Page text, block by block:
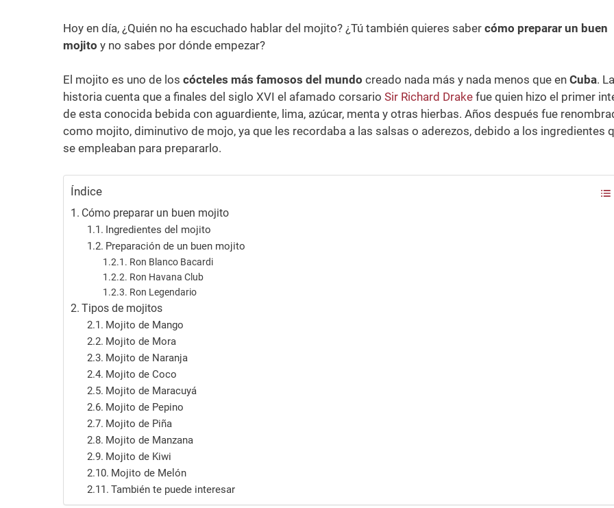
Hoy en día, ¿Quién no ha escuchado hablar del mojito? ¿Tú también quieres saber cómo preparar un buen
mojito y no sabes por dónde empezar?
El mojito es uno de los cócteles más famosos del mundo creado nada más y nada menos que en Cuba. La
historia cuenta que a finales del siglo XVI el afamado corsario Sir Richard Drake fue quien hizo el primer
de esta conocida bebida con aguardiente, lima, azúcar, menta y otras hierbas. Años después fue
como mojito, diminutivo de mojo, ya que les recordaba a las salsas o aderezos, debido a los ingredientes
se empleaban para prepararlo.
Cómo preparar un buen mojito
Ingredientes del mojito
Preparación de un buen mojito
Ron Blanco Bacardi
Ron Havana Club
Ron Legendario
Tipos de mojitos
Mojito de Mango
Mojito de Mora
Mojito de Naranja
Mojito de Coco
Mojito de Maracuyá
Mojito de Pepino
Mojito de Piña
Mojito de Manzana
Mojito de Kiwi
Mojito de Melón
También te puede interesar